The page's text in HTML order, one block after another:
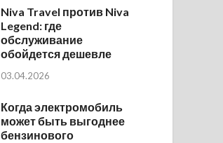
Niva Travel против Niva
Legend: где
обслуживание
обойдется дешевле
03.04.2026
Когда электромобиль
может быть выгоднее
бензинового